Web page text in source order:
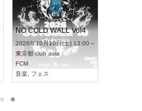
NO COLD WALL Vol4
2026年10月10日(土) 13:00～
東京都 club asia
FCM
音楽
フェス